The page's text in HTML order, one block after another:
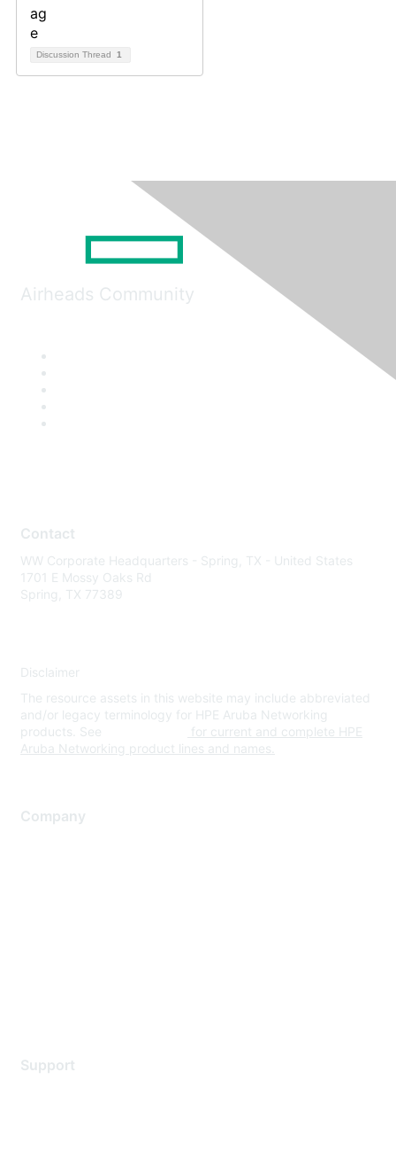
Discussion Thread 1
Airheads Community
Contact
WW Corporate Headquarters - Spring, TX - United States
1701 E Mossy Oaks Rd
Spring, TX 77389
Disclaimer
The resource assets in this website may include abbreviated
and/or legacy terminology for HPE Aruba Networking
products. See
for current and complete HPE
Aruba Networking product lines and names.
Company
Support